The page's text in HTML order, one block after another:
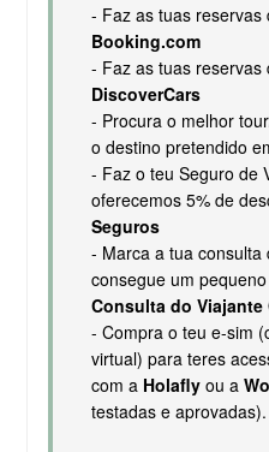
- Faz as tuas reservas
Booking.com
- Faz as tuas reservas
DiscoverCars
- Procura o melhor
o destino pretendido
- Faz o teu Seguro de
oferecemos 5% de
Seguros
- Marca a tua consulta
consegue um
Consulta do Viajante
- Compra o teu e-sim
virtual) para teres
com a Holaflyou a
testadas e aprovadas).